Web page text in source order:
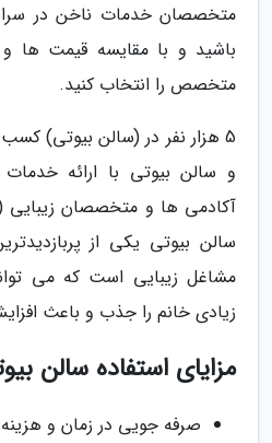
متخصصان خدمات ناخن در
باشید و با مقایسه قیمت ها و
متخصص را انتخاب کنید.
5 هزار نفر در (سالن بیوتی)
و سالن بیوتی با ارائه
آکادمی ها و متخصصان زیبایی
سالن بیوتی یکی از
مشاغل زیبایی است که می
زیادی خانم را جذب و باعث
مزایای استفاده سالن
صرفه جویی در زمان و هزینه: